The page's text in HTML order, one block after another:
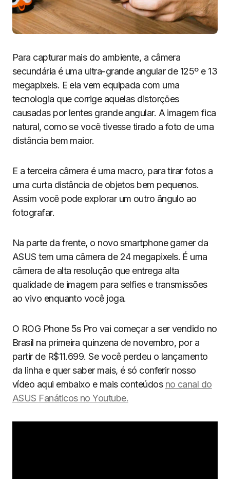
Para capturar mais do ambiente, a câmera
secundária é uma ultra-grande angular de 125º e 13
megapixels. E ela vem equipada com uma
tecnologia que corrige aquelas distorções
causadas por lentes grande angular. A imagem fica
natural, como se você tivesse tirado a foto de uma
distância bem maior.
E a terceira câmera é uma macro, para tirar fotos a
uma curta distância de objetos bem pequenos.
Assim você pode explorar um outro ângulo ao
fotografar.
Na parte da frente, o novo smartphone gamer da
ASUS tem uma câmera de 24 megapixels. É uma
câmera de alta resolução que entrega alta
qualidade de imagem para selfies e transmissões
ao vivo enquanto você joga.
O ROG Phone 5s Pro vai começar a ser vendido no
Brasil na primeira quinzena de novembro, por a
partir de R$11.699. Se você perdeu o lançamento
da linha e quer saber mais, é só conferir nosso
vídeo aqui embaixo e mais conteúdos no canal do
ASUS Fanáticos no Youtube.